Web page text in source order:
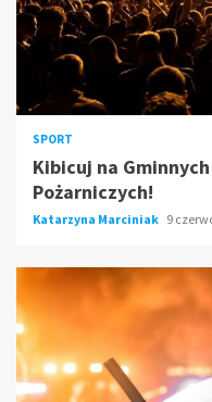
SPORT
Kibicuj na
Pożarniczych!
Katarzyna Marciniak 9